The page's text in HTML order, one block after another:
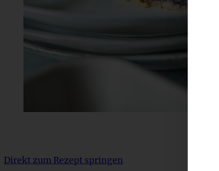
Direkt zum Rezept springen